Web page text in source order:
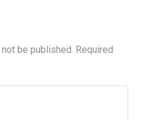
be published. Required